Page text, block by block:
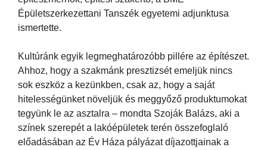
Épületszerkezettani Tanszék egyetemi adjunktusa
ismertette.
Kultúránk egyik legmeghatározóbb pillére az építészet.
Ahhoz, hogy a szakmánk presztizsét emeljük nincs
sok eszköz a kezünkben, csak az, hogy a saját
hitelességünket növeljük és meggyőző produktumokat
tegyünk le az asztalra – mondta Szoják Balázs, aki a
színek szerepét a lakóépületek terén összefoglaló
előadásában az Év Háza pályázat díjazottjainak a